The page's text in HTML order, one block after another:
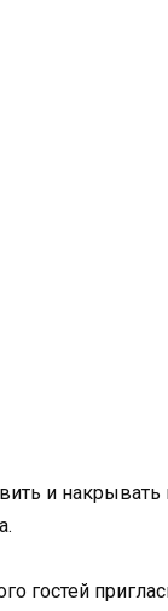
и накрывать
гостей